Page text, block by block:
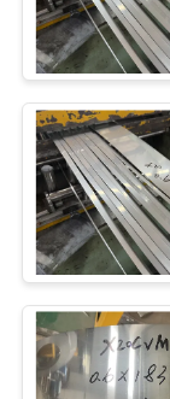
PRIVACY
POLICY